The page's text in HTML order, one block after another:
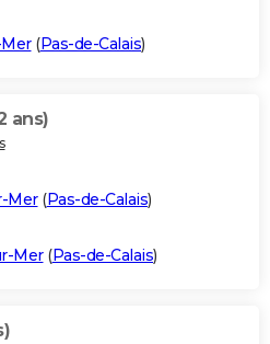
(Pas-de-Calais)
ans)
Mer(Pas-de-Calais)
Mer(Pas-de-Calais)